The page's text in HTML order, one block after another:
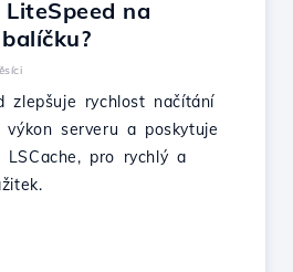
na
zlepšuje rychlost načítání
výkon serveru a poskytuje
LSCache, pro rychlý a